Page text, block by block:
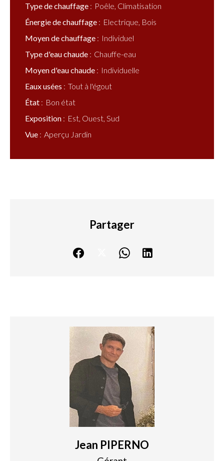
Type de chauffage
Poêle, Climatisation
Énergie de chauffage
Electrique, Bois
Moyen de chauffage
Individuel
Type d'eau chaude
Chauffe-eau
Moyen d'eau chaude
Individuelle
Eaux usées
Tout à l'égout
État
Bon état
Exposition
Est, Ouest, Sud
Vue
Aperçu Jardin
Partager
Jean PIPERNO